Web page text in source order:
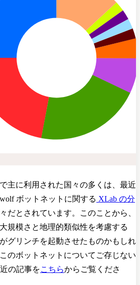
主に利用された国々の多くは、最近
ボットネットに関する XLab の分
だとされています。このことから、
規模さと地理的類似性を考慮する
グリンチを起動させたものかもしれ
のボットネットについてご存じない
の記事をこちらからご覧くださ